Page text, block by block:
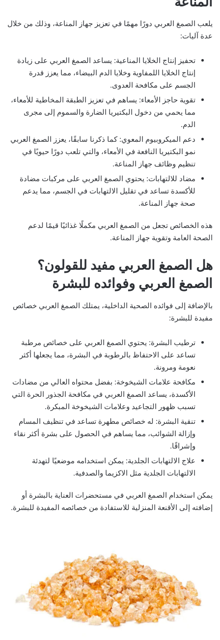
يلعب الصمغ العربي دورًا مهمًا في تعزيز جهاز المناعة، وذلك من خلال
عدة آليات:
تحفيز إنتاج الخلايا المناعية: يساعد الصمغ العربي على زيادة
إنتاج الخلايا اللمفاوية وخلايا الدم البيضاء، مما يعزز قدرة
الجسم على مكافحة العدوى.
تقوية حاجز الأمعاء: يساهم في تعزيز الطبقة المخاطية للأمعاء،
مما يحمي من دخول البكتيريا الضارة والسموم إلى مجرى
الدم.
دعم الميكروبيوم المعوي: كما ذكرنا سابقًا، يعزز الصمغ العربي
نمو البكتيريا النافعة في الأمعاء، والتي تلعب دورًا حيويًا في
تنظيم وظائف جهاز المناعة.
مضاد للالتهابات: يحتوي الصمغ العربي على مركبات مضادة
للأكسدة تساعد في تقليل الالتهابات في الجسم، مما يدعم
صحة جهاز المناعة.
هذه الخصائص تجعل من الصمغ العربي مكملًا غذائيًا قيمًا لدعم
الصحة العامة وتقوية جهاز المناعة.
هل الصمغ العربي مفيد للقولون؟
الصمغ العربي وفوائده للبشرة
بالإضافة إلى فوائده الصحية الداخلية، يمتلك الصمغ العربي خصائص
مفيدة للبشرة:
ترطيب البشرة: يحتوي الصمغ العربي على خصائص مرطبة
تساعد على الاحتفاظ بالرطوبة في البشرة، مما يجعلها أكثر
نعومة ومرونة.
مكافحة علامات الشيخوخة: بفضل محتواه العالي من مضادات
الأكسدة، يساعد الصمغ العربي في مكافحة الجذور الحرة التي
تسبب ظهور التجاعيد وعلامات الشيخوخة المبكرة.
تنقية البشرة: له خصائص مطهرة تساعد في تنظيف المسام
وإزالة الشوائب، مما يساهم في الحصول على بشرة أكثر نقاء
وإشراقًا.
علاج الالتهابات الجلدية: يمكن استخدامه موضعيًا لتهدئة
الالتهابات الجلدية مثل الاكزيما والصدفية.
يمكن استخدام الصمغ العربي في مستحضرات العناية بالبشرة أو
إضافته إلى الأقنعة المنزلية للاستفادة من خصائصه المفيدة للبشرة.